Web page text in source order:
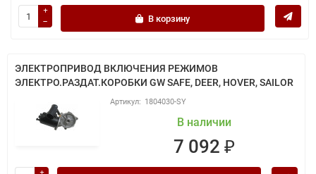
В корзину
ЭЛЕКТРОПРИВОД ВКЛЮЧЕНИЯ РЕЖИМОВ
ЭЛЕКТРО.РАЗДАТ.КОРОБКИ GW SAFE, DEER, HOVER, SAILOR
1804030-SY
В наличии
7 092 ₽